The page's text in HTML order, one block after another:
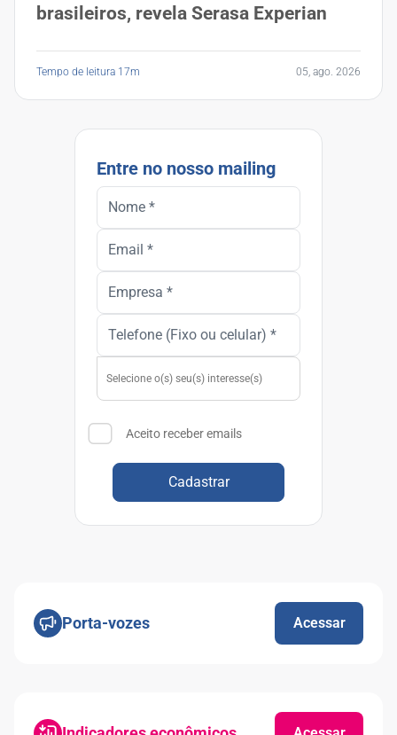
brasileiros, revela Serasa Experian
Tempo de leitura 17m 05, ago. 2026
Entre no nosso mailing
Aceito receber emails
Cadastrar
Porta-vozes Acessar